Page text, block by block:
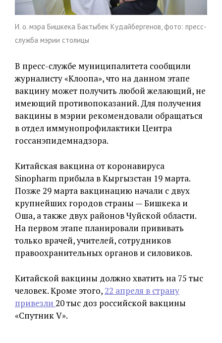
И. о. мэра Бишкека Бактыбек Кудайбергенов, фото: пресс-
служба мэрии столицы
В пресс-службе муниципалитета сообщили
журналисту «Клоопа», что на данном этапе
вакцину может получить любой желающий, не
имеющий противопоказаний. Для получения
вакцины в мэрии рекомендовали обращаться
в отдел иммунопрофилактики Центра
госсанэпидемнадзора.
Китайская вакцина от коронавируса
Sinopharm прибыла в Кыргызстан 19 марта.
Позже 29 марта вакцинацию начали с двух
крупнейших городов страны — Бишкека и
Оша, а также двух районов Чуйской области.
На первом этапе планировали прививать
только врачей, учителей, сотрудников
правоохранительных органов и силовиков.
Китайской вакцины должно хватить на 75 тыс
человек. Кроме этого, 22 апреля в страну
привезли 20 тыс доз российской вакцины
«Спутник V».